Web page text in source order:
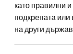
като правилни
подкрепата или
на други